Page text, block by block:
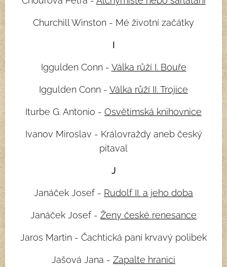
Churchill Winston - Mé životní začátky
I
Iggulden Conn - Válka růží I. Bouře
Iggulden Conn - Válka růží II. Trojice
Iturbe G. Antonio - Osvětimská knihovnice
Ivanov Miroslav - Královraždy aneb český
pitaval
J
Janáček Josef - Rudolf II. a jeho doba
Janáček Josef - Ženy české renesance
Jaros Martin - Čachtická paní krvavý polibek
Jašová Jana - Zapalte hranici